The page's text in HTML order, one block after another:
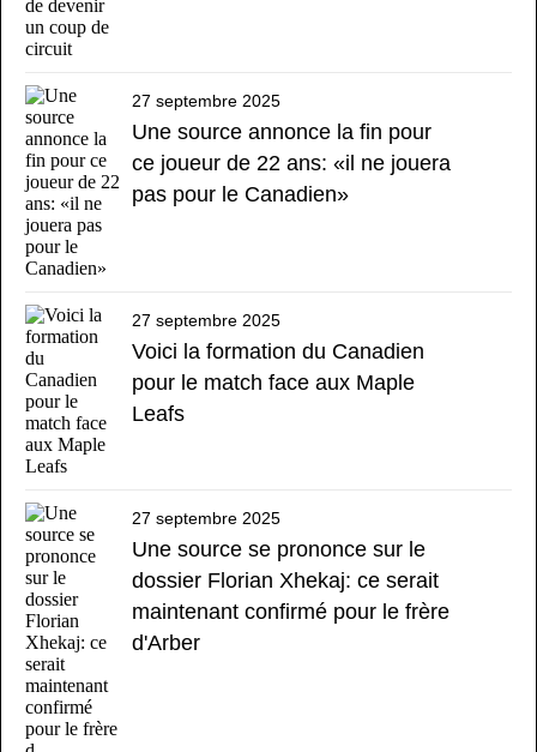
27 septembre 2025
Une source annonce la fin pour
ce joueur de 22 ans: «il ne jouera
pas pour le Canadien»
27 septembre 2025
Voici la formation du Canadien
pour le match face aux Maple
Leafs
27 septembre 2025
Une source se prononce sur le
dossier Florian Xhekaj: ce serait
maintenant confirmé pour le frère
d'Arber